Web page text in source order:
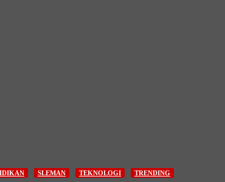
SLEMAN TEKNOLOGI TRENDING